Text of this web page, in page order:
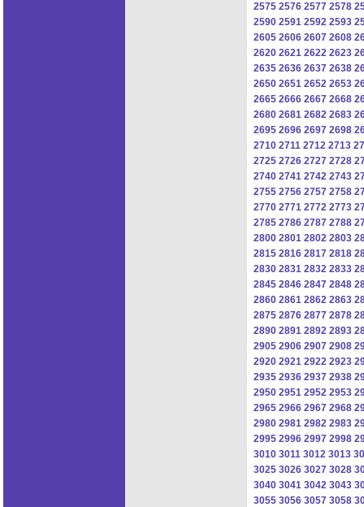
2575 2576 2577 2578
2590 2591 2592 2593
2605 2606 2607 2608
2620 2621 2622 2623
2635 2636 2637 2638
2650 2651 2652 2653
2665 2666 2667 2668
2680 2681 2682 2683
2695 2696 2697 2698
2710 2711 2712 2713
2725 2726 2727 2728
2740 2741 2742 2743
2755 2756 2757 2758
2770 2771 2772 2773
2785 2786 2787 2788
2800 2801 2802 2803
2815 2816 2817 2818
2830 2831 2832 2833
2845 2846 2847 2848
2860 2861 2862 2863
2875 2876 2877 2878
2890 2891 2892 2893
2905 2906 2907 2908
2920 2921 2922 2923
2935 2936 2937 2938
2950 2951 2952 2953
2965 2966 2967 2968
2980 2981 2982 2983
2995 2996 2997 2998
3010 3011 3012 3013
3025 3026 3027 3028
3040 3041 3042 3043
3055 3056 3057 3058